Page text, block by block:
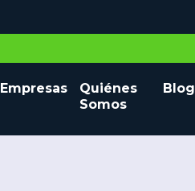
Empresas
Quiénes
Somos
Blog
Seminuevos y
Ocasión